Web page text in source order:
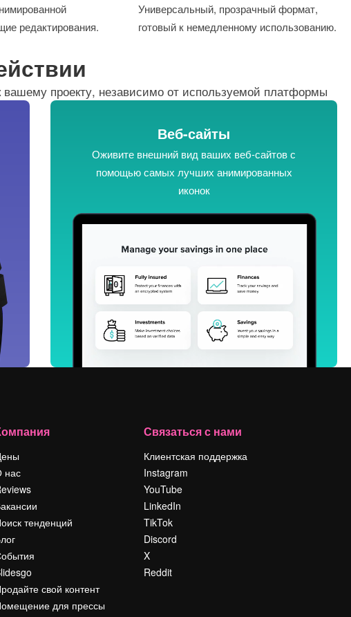
редактирования.
Универсальный, прозрачный формат,
готовый к немедленному использованию.
вашему проекту, независимо от используемой платформы
Веб-сайты
Оживите внешний вид ваших веб-сайтов с
помощью самых лучших анимированных
иконок
нас
тенденций
свой контент
для прессы
Связаться с нами
Клиентская поддержка
Instagram
YouTube
LinkedIn
TikTok
Discord
X
Reddit